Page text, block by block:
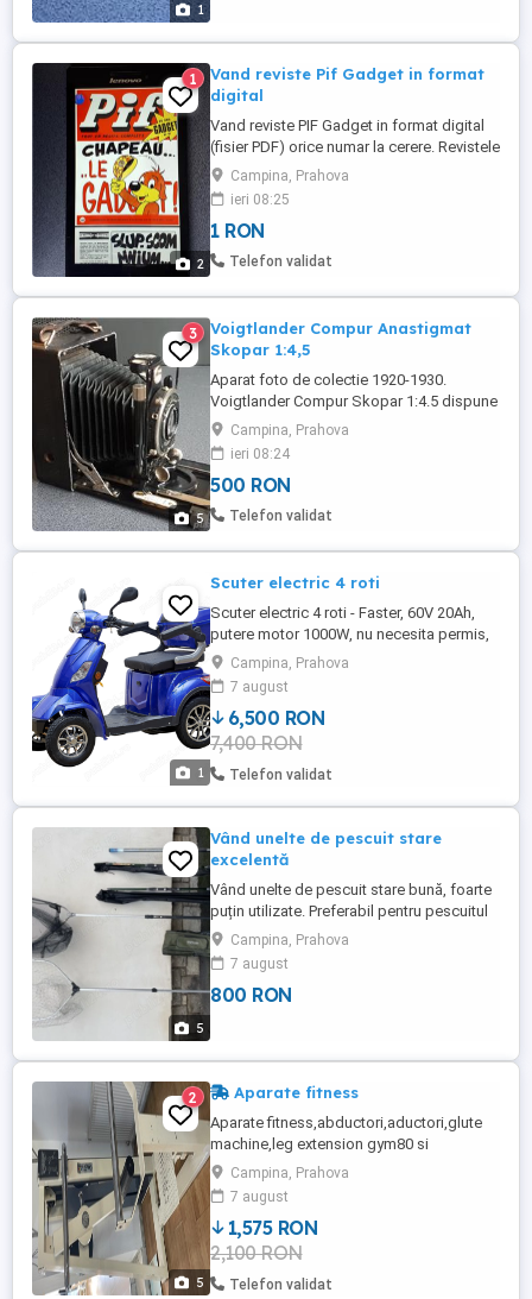
1
2
1
Vand reviste Pif Gadget in format
digital
Vand reviste PIF Gadget in format digital
(fisier PDF) orice numar la cerere. Revistele
sunt scanate, corectate digital si nu au
pagini lipsa. Se pot trimite pe CD in orice
cantitate. Pretul mentionat este pe bucata
la care se adauga pretul CD-ului. Sunt
optimizate pentru vizualizare pe
Campina, Prahova
ieri 08:25
1 RON
Telefon validat
5
3
Voigtlander Compur Anastigmat
Skopar 1:4,5
Aparat foto de colectie 1920-1930.
Voigtlander Compur Skopar 1:4.5 dispune
de un obiectiv de 105mm ce va produe
imagini interesante, cu un contrast
excelent.
Campina, Prahova
ieri 08:24
500 RON
Telefon validat
1
Scuter electric 4 roti
Scuter electric 4 roti - Faster, 60V 20Ah,
putere motor 1000W, nu necesita permis,
Albastru. Nu este folosit. L-am cumparat
pentru mine dar nu ma ajuta . Practic este
nou . Am factura si carte la el . Usor
negociabil
Campina, Prahova
7 august
6,500 RON
7,400 RON
Telefon validat
5
Vând unelte de pescuit stare
excelentă
Vând unelte de pescuit stare bună, foarte
puțin utilizate. Preferabil pentru pescuitul
la Dunăre. Uneltele sunt următoarele: - 2
lansete Carp Strong - 3 tronsoane; - 1 fixă
Linea Effe 6 m; - 2 mincioguri dimensiune
mare; - 1 trusă bețe 150 cm. Preț total
Campina, Prahova
7 august
800 RON
5
2 Aparate fitness
Aparate fitness,abductori,aductori,glute
machine,leg extension gym80 si
fluorsystem 400 ,leg extension life fitness
si leg curl gym 80 1000 ,2benzi techogym
Campina, Prahova
7 august
1,575 RON
2,100 RON
Telefon validat